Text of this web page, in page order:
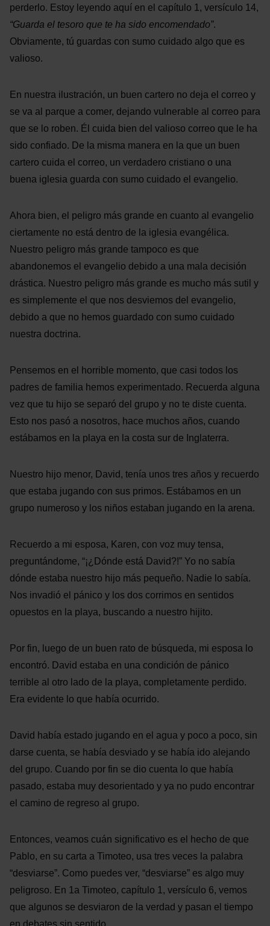
perderlo. Estoy leyendo aquí en el capítulo 1, versículo 14,
“Guarda el tesoro que te ha sido encomendado”.
Obviamente, tú guardas con sumo cuidado algo que es
valioso.
En nuestra ilustración, un buen cartero no deja el correo y
se va al parque a comer, dejando vulnerable al correo para
que se lo roben. Él cuida bien del valioso correo que le ha
sido confiado. De la misma manera en la que un buen
cartero cuida el correo, un verdadero cristiano o una
buena iglesia guarda con sumo cuidado el evangelio.
Ahora bien, el peligro más grande en cuanto al evangelio
ciertamente no está dentro de la iglesia evangélica.
Nuestro peligro más grande tampoco es que
abandonemos el evangelio debido a una mala decisión
drástica. Nuestro peligro más grande es mucho más sutil y
es simplemente el que nos desviemos del evangelio,
debido a que no hemos guardado con sumo cuidado
nuestra doctrina.
Pensemos en el horrible momento, que casi todos los
padres de familia hemos experimentado. Recuerda alguna
vez que tu hijo se separó del grupo y no te diste cuenta.
Esto nos pasó a nosotros, hace muchos años, cuando
estábamos en la playa en la costa sur de Inglaterra.
Nuestro hijo menor, David, tenía unos tres años y recuerdo
que estaba jugando con sus primos. Estábamos en un
grupo numeroso y los niños estaban jugando en la arena.
Recuerdo a mi esposa, Karen, con voz muy tensa,
preguntándome, “¡¿Dónde está David?!” Yo no sabía
dónde estaba nuestro hijo más pequeño. Nadie lo sabía.
Nos invadió el pánico y los dos corrimos en sentidos
opuestos en la playa, buscando a nuestro hijito.
Por fin, luego de un buen rato de búsqueda, mi esposa lo
encontró. David estaba en una condición de pánico
terrible al otro lado de la playa, completamente perdido.
Era evidente lo que había ocurrido.
David había estado jugando en el agua y poco a poco, sin
darse cuenta, se había desviado y se había ido alejando
del grupo. Cuando por fin se dio cuenta lo que había
pasado, estaba muy desorientado y ya no pudo encontrar
el camino de regreso al grupo.
Entonces, veamos cuán significativo es el hecho de que
Pablo, en su carta a Timoteo, usa tres veces la palabra
“desviarse”. Como puedes ver, “desviarse” es algo muy
peligroso. En 1a Timoteo, capítulo 1, versículo 6, vemos
que algunos se desviaron de la verdad y pasan el tiempo